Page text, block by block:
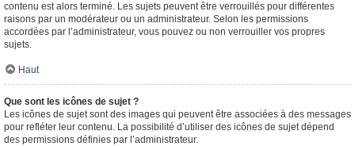
contenu est alors terminé. Les sujets peuvent être verrouillés pour différentes
raisons par un modérateur ou un administrateur. Selon les permissions
accordées par l’administrateur, vous pouvez ou non verrouiller vos propres
sujets.
Haut
Que sont les icônes de sujet ?
Les icônes de sujet sont des images qui peuvent être associées à des messages
pour refléter leur contenu. La possibilité d’utiliser des icônes de sujet dépend
des permissions définies par l’administrateur.